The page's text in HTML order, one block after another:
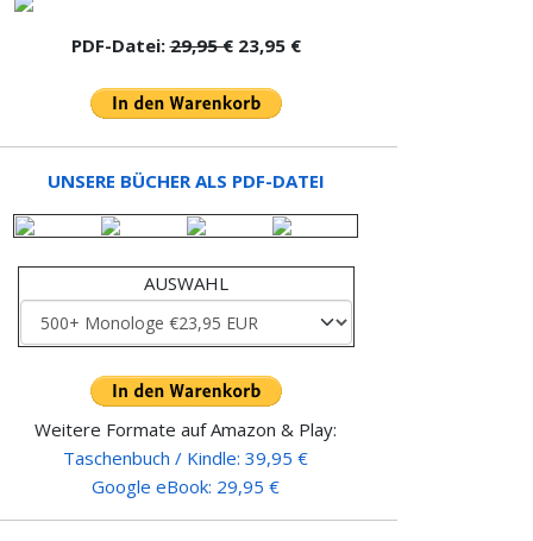
PDF-Datei:29,95 €23,95 €
UNSERE BÜCHER ALS PDF-DATEI
AUSWAHL
Weitere Formate auf Amazon & Play:
Taschenbuch / Kindle: 39,95 €
Google eBook: 29,95 €